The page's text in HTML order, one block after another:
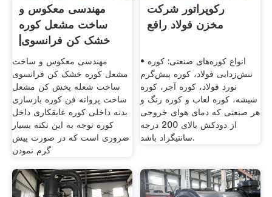
مهندسی معکوس و
ساخت مشعل کوره
خشک کن فرانسوی|
ساخت مشعل کوره
مهندسی معکوس و ساخت
مشعل کوره خشک کن فرانسوی
ساخت شعله پخش کن مشعل
ساخت پروانه فن کوره بازسازی
بدنه داخلی کوره عایقکاری داخل
کوره توجه به این نکته بسیار
ضروری است که در صورت پیش
گرم نمودن
رکوپراتور شرکت
مخزن فولاد رافع
• انواع کوره‌های صنعتی: کوره
تنش‌زدایی فولاد، کوره پیش‌گرم
نورد فولاد، کوره آجر، کوره
شیشه، کوره لعاب و کوره رنگ و
هر صنعتی که دمای هوای خروجی
از دودکش بالای 200 درجه
سانتیگراد باشد.